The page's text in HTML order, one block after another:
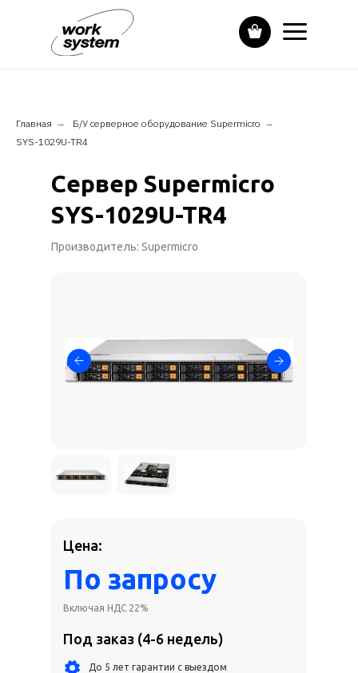
Главная → Б/У серверное оборудование Supermicro →
SYS-1029U-TR4
Сервер Supermicro
SYS-1029U-TR4
Производитель: Supermicro
Цена:
Под заказ (4-6 недель)
По запросу
Включая НДС 22%
До 5 лет гарантии с выездом